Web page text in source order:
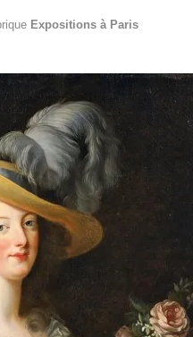
Expositions à Paris